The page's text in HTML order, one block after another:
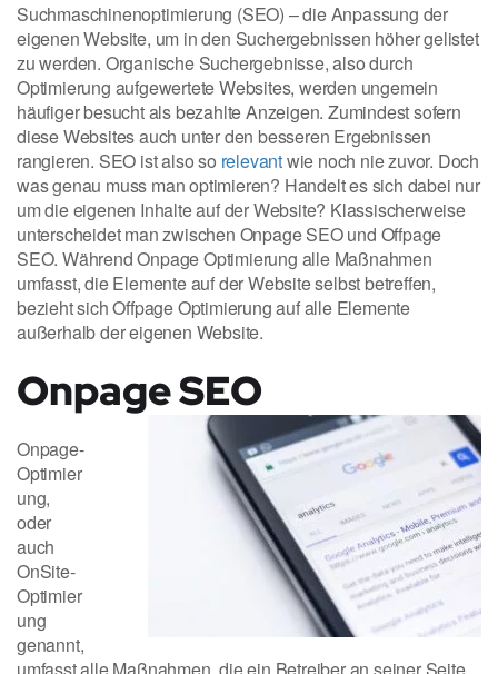
Suchmaschinenoptimierung (SEO) – die Anpassung der
eigenen Website, um in den Suchergebnissen höher gelistet
zu werden. Organische Suchergebnisse, also durch
Optimierung aufgewertete Websites, werden ungemein
häufiger besucht als bezahlte Anzeigen. Zumindest sofern
diese Websites auch unter den besseren Ergebnissen
rangieren. SEO ist also so relevantwie noch nie zuvor. Doch
was genau muss man optimieren? Handelt es sich dabei nur
um die eigenen Inhalte auf der Website? Klassischerweise
unterscheidet man zwischen Onpage SEO und Offpage
SEO. Während Onpage Optimierung alle Maßnahmen
umfasst, die Elemente auf der Website selbst betreffen,
bezieht sich Offpage Optimierung auf alle Elemente
außerhalb der eigenen Website.
Onpage SEO
Onpage-
Optimier
ung,
oder
auch
OnSite-
Optimier
ung
genannt,